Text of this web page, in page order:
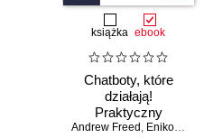
książka ebook
Chatboty, które
działają!
Praktyczny
przewodnik po
Andrew Freed , Eniko Rozsa